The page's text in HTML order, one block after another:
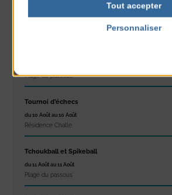
Plage du passous
Tournoi d’échecs
du 10 Août au 10 Août
Résidence Challe
Tchoukball et Spikeball
du 11 Août au 11 Août
Plage du passous
Tout accepter
Personnaliser